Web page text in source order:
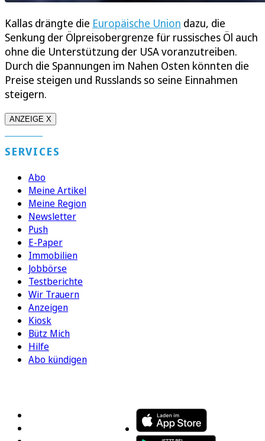
Kallas drängte die Europäische Union dazu, die
Senkung der Ölpreisobergrenze für russisches Öl auch
ohne die Unterstützung der USA voranzutreiben.
Durch die Spannungen im Nahen Osten könnten die
Preise steigen und Russlands so seine Einnahmen
steigern.
ANZEIGE X
SERVICES
Abo
Meine Artikel
Meine Region
Newsletter
Push
E-Paper
Immobilien
Jobbörse
Testberichte
Wir Trauern
Anzeigen
Kiosk
Bütz Mich
Hilfe
Abo kündigen